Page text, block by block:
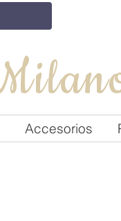
Accesorios